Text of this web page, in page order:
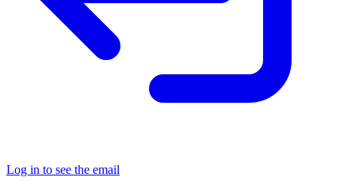
Log in to see the email